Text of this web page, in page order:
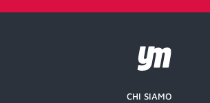
CHI SIAMO